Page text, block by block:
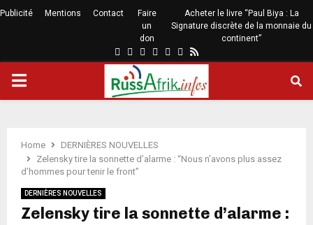
Publicité Mentions Contact
Faire
un
don
Acheter le livre “Paul Biya : La
Signature discrète de la monnaie du
continent”
Home
DERNIÈRES NOUVELLES
Zelensky tire la sonnette d’alarme : “Nous n’avons plus assez
d’hommes pour tenir le front”
DERNIÈRES NOUVELLES
Zelensky tire la sonnette d’alarme :